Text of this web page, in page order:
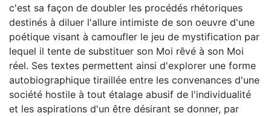
c'est sa façon de doubler les procédés rhétoriques
destinés à diluer l'allure intimiste de son oeuvre d'une
poétique visant à camoufler le jeu de mystification par
lequel il tente de substituer son Moi rêvé à son Moi
réel. Ses textes permettent ainsi d'explorer une forme
autobiographique tiraillée entre les convenances d'une
société hostile à tout étalage abusif de l'individualité
et les aspirations d'un être désirant se donner, par